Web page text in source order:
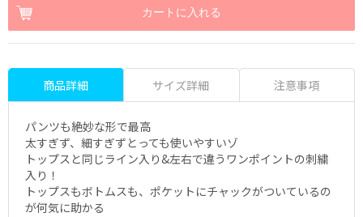
商品詳細 サイズ詳細 注意事項
パンツも絶妙な形で最高
太すぎず、細すぎずとっても使いやすいゾ
トップスと同じライン入り&左右で違うワンポイントの刺繍
入り！
トップスもボトムスも、ポケットにチャックがついているの
が何気に助かる